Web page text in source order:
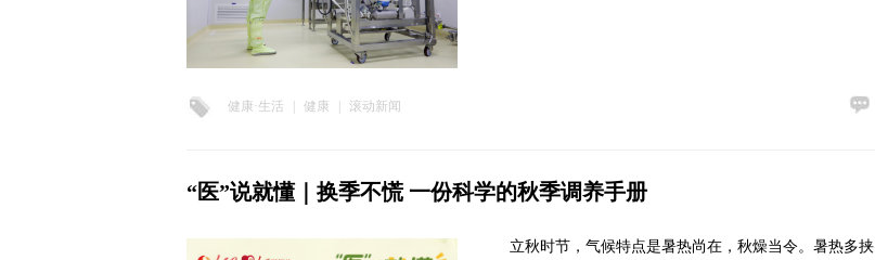
健康·生活 | 健康 | 滚动新闻
“医”说就懂｜换季不慌 一份科学的秋季调养手册
立秋时节，气候特点是暑热尚在，秋燥当令。暑热多挟